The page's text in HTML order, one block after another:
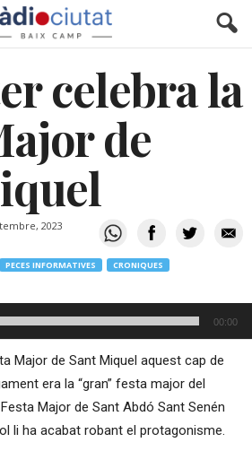
celebra la
de
2023
PECES INFORMATIVES
CRONIQUES
00:00
Major de Sant Miquel aquest cap de
era la “gran” festa major del
Major de Sant Abdó Sant Senén
li ha acabat robant el protagonisme.